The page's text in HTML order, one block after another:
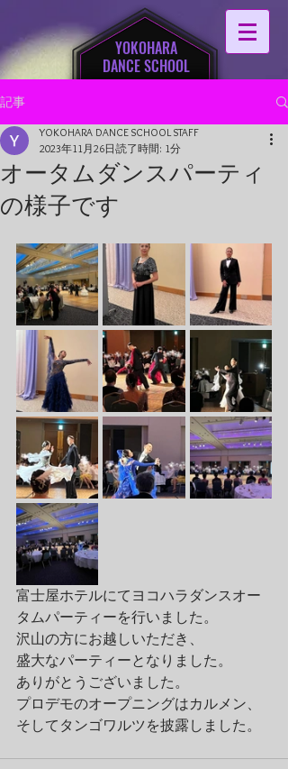
YOKOHARA
DANCE SCHOOL
記事
オータムダンスパーティ
の様子です
YOKOHARA DANCE SCHOOL STAFF
2023年11月26日 読了時間: 1分
富士屋ホテルにてヨコハラダンスオー
タムパーティーを行いました。
沢山の方にお越しいただき、
盛大なパーティーとなりました。
ありがとうございました。
プロデモのオープニングはカルメン、
そしてタンゴワルツを披露しました。